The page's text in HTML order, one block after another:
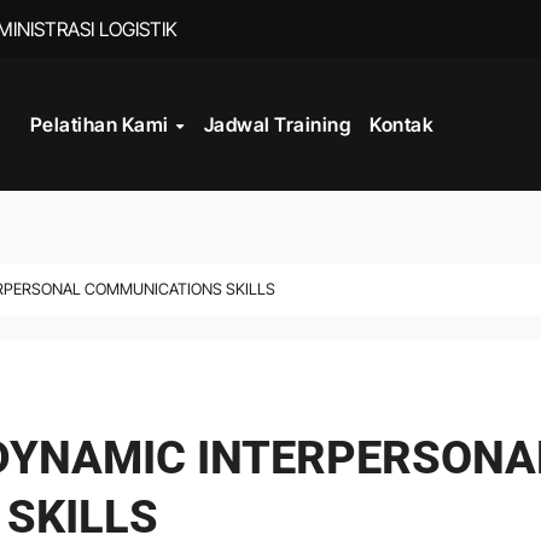
LOGISTIK
Pelatihan Kami Jadwal Training Kontak
COMMUNICATIONS SKILLS